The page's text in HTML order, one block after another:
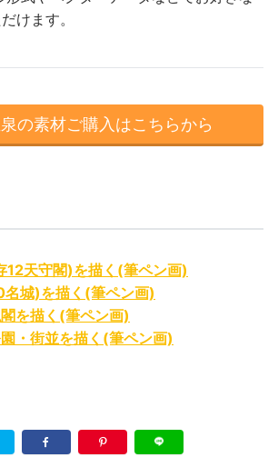
けます。
の素材ご購入はこちらから
天守閣)を描く(筆ペン画)
城)を描く(筆ペン画)
を描く(筆ペン画)
・街並を描く(筆ペン画)